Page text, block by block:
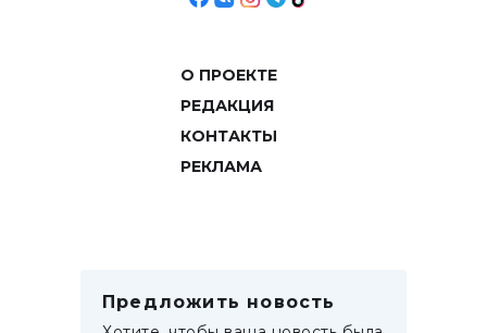
О ПРОЕКТЕ
РЕДАКЦИЯ
КОНТАКТЫ
РЕКЛАМА
Предложить новость